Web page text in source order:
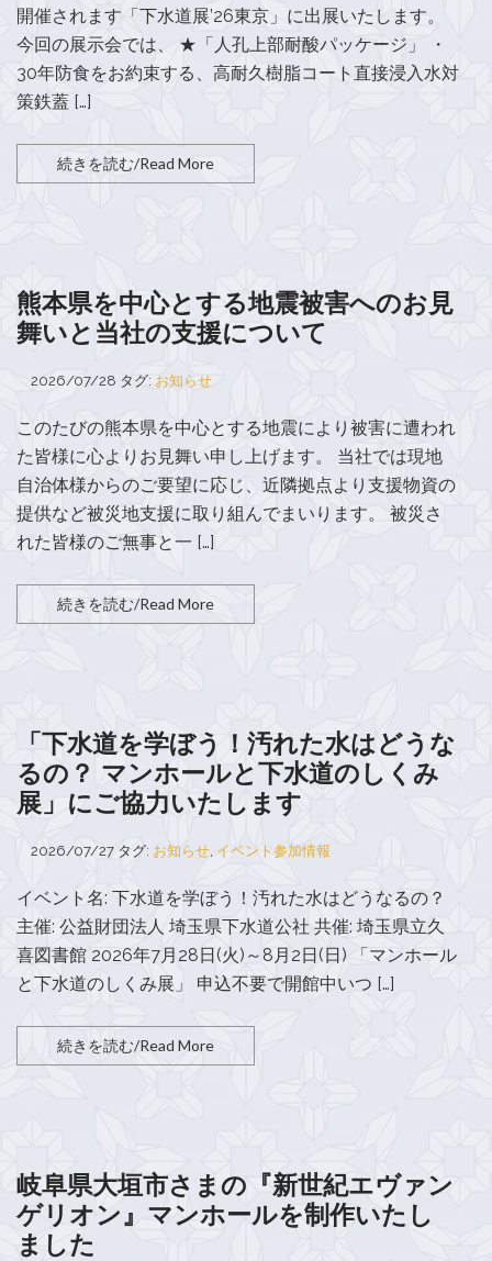
開催されます「下水道展’26東京」に出展いたします。
今回の展示会では、 ★「人孔上部耐酸パッケージ」 ・
30年防食をお約束する、高耐久樹脂コート直接浸入水対
策鉄蓋 […]
続きを読む/Read More
熊本県を中心とする地震被害へのお見
舞いと当社の支援について
2026/07/28 タグ: お知らせ
このたびの熊本県を中心とする地震により被害に遭われ
た皆様に心よりお見舞い申し上げます。 当社では現地
自治体様からのご要望に応じ、近隣拠点より支援物資の
提供など被災地支援に取り組んでまいります。 被災さ
れた皆様のご無事と一 […]
続きを読む/Read More
「下水道を学ぼう！汚れた水はどうな
るの？ マンホールと下水道のしくみ
展」にご協力いたします
2026/07/27 タグ: お知らせ, イベント参加情報
イベント名: 下水道を学ぼう！汚れた水はどうなるの？
主催: 公益財団法人 埼玉県下水道公社 共催: 埼玉県立久
喜図書館 2026年7月28日(火)～8月2日(日) 「マンホール
と下水道のしくみ展」 申込不要で開館中いつ […]
続きを読む/Read More
岐阜県大垣市さまの『新世紀エヴァン
ゲリオン』マンホールを制作いたし
ました